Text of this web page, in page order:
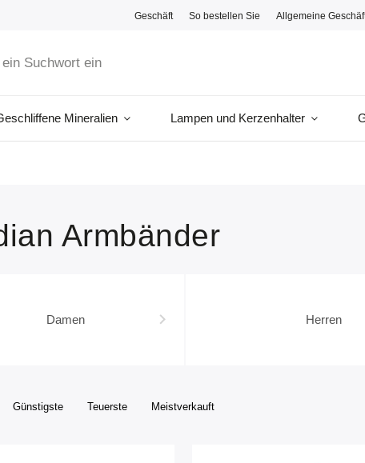
Geschäft So bestellen Sie Allgemeine
Mineralien Lampen und Kerzenhalter
Armbänder
Damen Herren
Günstigste Teuerste Meistverkauft